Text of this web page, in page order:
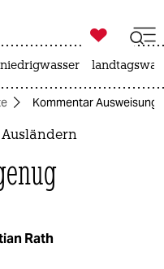

taz zahl ich
niedrigwasser
Kommentar Ausweisung
Rath